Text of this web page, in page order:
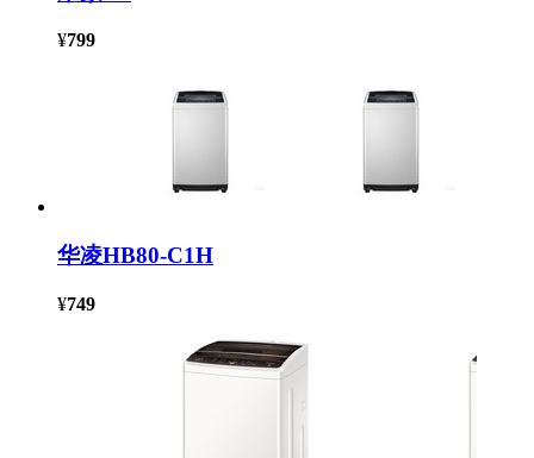
¥799
华凌HB80-C1H
¥749